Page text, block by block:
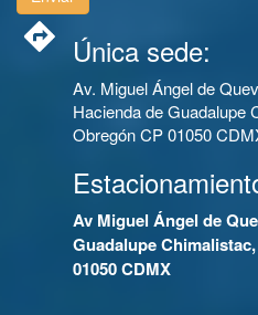
Única sede:
Av. Miguel Ángel de
Hacienda de Guadalupe
Obregón CP 01050
Av Miguel Ángel de
Guadalupe
01050 CDMX